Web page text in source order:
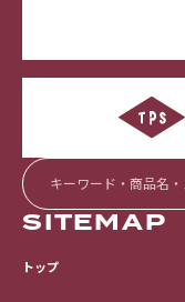
SITEMAP
トップ